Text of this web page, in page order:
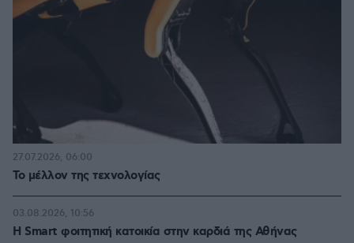
Το μέλλον της τεχνολογίας
27.07.2026, 06:00
Η Smart φοιτητική κατοικία στην καρδιά της Αθήνας
03.08.2026, 10:56